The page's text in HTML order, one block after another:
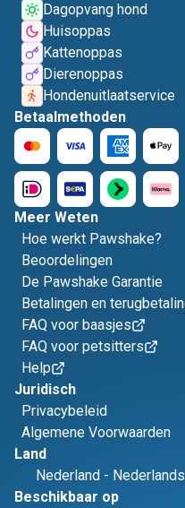
Dagopvang hond
Huisoppas
Kattenoppas
Dierenoppas
Hondenuitlaatservice
Betaalmethoden
Meer Weten
Hoe werkt Pawshake?
Beoordelingen
De Pawshake Garantie
Betalingen en
FAQ voor baasjes
FAQ voor petsitters
Help
Juridisch
Privacybeleid
Algemene Voorwaarden
Land
Nederland - Nederlands
Beschikbaar op